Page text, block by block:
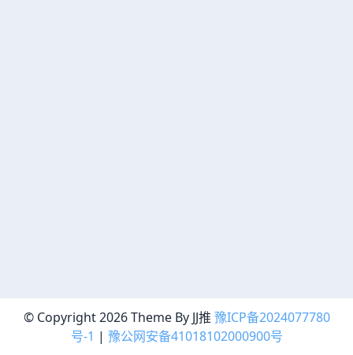
© Copyright 2026 Theme By JJ推 豫ICP备2024077780
号-1 | 豫公网安备41018102000900号